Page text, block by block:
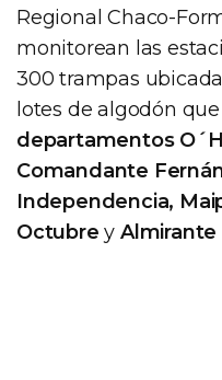
Regional Chaco-
monitorean las
300 trampas
lotes de algodón
departamentos
Comandante
Independencia,
Octubre y